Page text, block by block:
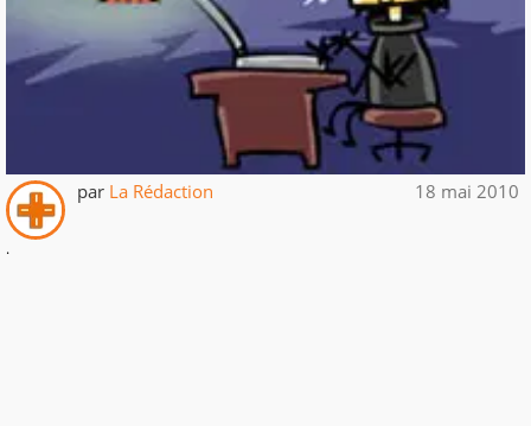
par La Rédaction 18 mai 2010
.